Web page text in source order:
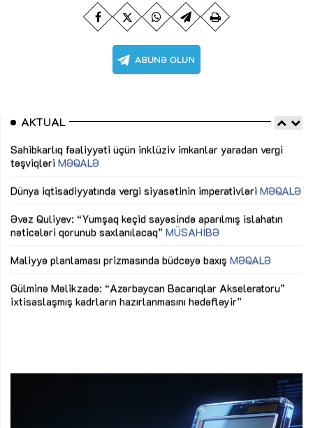
AKTUAL
Sahibkarlıq fəaliyyəti üçün inklüziv imkanlar yaradan vergi
təşviqləri MƏQALƏ
Dünya iqtisadiyyatında vergi siyasətinin imperativləri MƏQALƏ
Əvəz Quliyev: “Yumşaq keçid sayəsində aparılmış islahatın
nəticələri qorunub saxlanılacaq” MÜSAHİBƏ
Maliyyə planlaması prizmasında büdcəyə baxış MƏQALƏ
Gülminə Məlikzadə: “Azərbaycan Bacarıqlar Akseleratoru”
ixtisaslaşmış kadrların hazırlanmasını hədəfləyir”